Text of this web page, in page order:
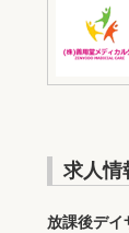
求人情
放課後デイ